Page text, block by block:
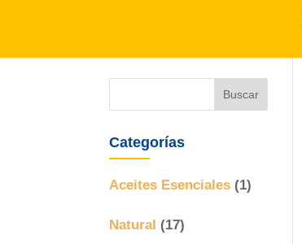
Categorías
Aceites Esenciales (1)
Natural (17)